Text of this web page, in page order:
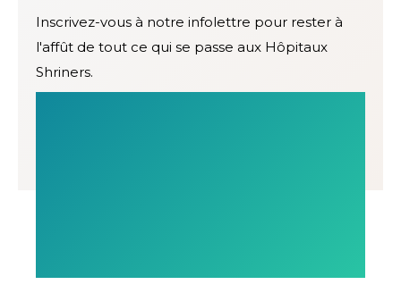
Inscrivez-vous à notre infolettre pour rester à
l'affût de tout ce qui se passe aux Hôpitaux
Shriners.